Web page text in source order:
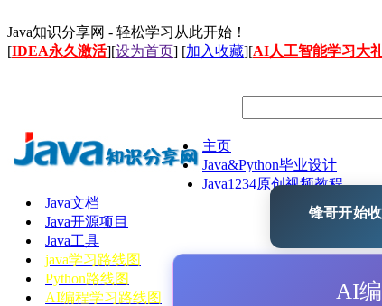
Java知识分享网 - 轻松学习从此开始！
[IDEA永久激活][设为首页] [加入收藏][AI人工智能学习大
主页
Java&Python毕业设计
Java1234原创视频教程
Java文档
Java开源项目
Java工具
java学习路线图
Python路线图
AI编程学习路线图
锋哥开始
AI